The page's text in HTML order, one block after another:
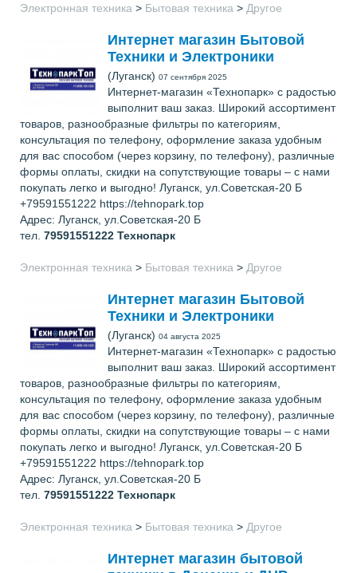
Электронная техника > Бытовая техника > Другое
Интернет магазин Бытовой
Техники и Электроники
(Луганск) 07 сентября 2025
Интернет-магазин «Технопарк» с радостью
выполнит ваш заказ. Широкий ассортимент
товаров, разнообразные фильтры по категориям,
консультация по телефону, оформление заказа удобным
для вас способом (через корзину, по телефону), различные
формы оплаты, скидки на сопутствующие товары – с нами
покупать легко и выгодно! Луганск, ул.Советская-20 Б
+79591551222 https://tehnopark.top
Адрес: Луганск, ул.Советская-20 Б
тел. 79591551222 Технопарк
Электронная техника > Бытовая техника > Другое
Интернет магазин Бытовой
Техники и Электроники
(Луганск) 04 августа 2025
Интернет-магазин «Технопарк» с радостью
выполнит ваш заказ. Широкий ассортимент
товаров, разнообразные фильтры по категориям,
консультация по телефону, оформление заказа удобным
для вас способом (через корзину, по телефону), различные
формы оплаты, скидки на сопутствующие товары – с нами
покупать легко и выгодно! Луганск, ул.Советская-20 Б
+79591551222 https://tehnopark.top
Адрес: Луганск, ул.Советская-20 Б
тел. 79591551222 Технопарк
Электронная техника > Бытовая техника > Другое
Интернет магазин бытовой